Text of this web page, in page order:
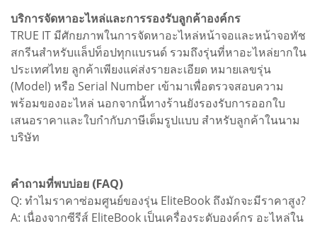
บริการจัดหาอะไหล่และการรองรับลูกค้าองค์กร
TRUE IT มีศักยภาพในการจัดหาอะไหล่หน้าจอและหน้าจอทัช
สกรีนสำหรับแล็ปท็อปทุกแบรนด์ รวมถึงรุ่นที่หาอะไหล่ยากใน
ประเทศไทย ลูกค้าเพียงแค่ส่งรายละเอียด หมายเลขรุ่น
(Model) หรือ Serial Number เข้ามาเพื่อตรวจสอบความ
พร้อมของอะไหล่ นอกจากนี้ทางร้านยังรองรับการออกใบ
เสนอราคาและใบกำกับภาษีเต็มรูปแบบ สำหรับลูกค้าในนาม
บริษัท
คำถามที่พบบ่อย (FAQ)
Q: ทำไมราคาซ่อมศูนย์ของรุ่น EliteBook ถึงมักจะมีราคาสูง?
A: เนื่องจากซีรีส์ EliteBook เป็นเครื่องระดับองค์กร อะไหล่ใน